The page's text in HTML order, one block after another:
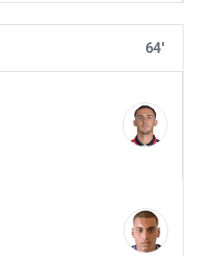
64'